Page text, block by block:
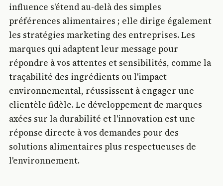
influence s'étend au-delà des simples
préférences alimentaires ; elle dirige également
les stratégies marketing des entreprises. Les
marques qui adaptent leur message pour
répondre à vos attentes et sensibilités, comme la
traçabilité des ingrédients ou l'impact
environnemental, réussissent à engager une
clientèle fidèle. Le développement de marques
axées sur la durabilité et l'innovation est une
réponse directe à vos demandes pour des
solutions alimentaires plus respectueuses de
l'environnement.